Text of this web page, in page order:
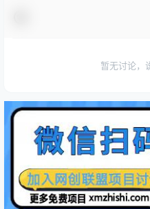
暂无讨论，